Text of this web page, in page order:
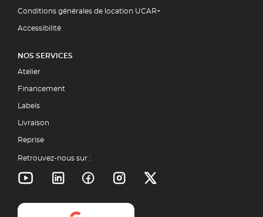
Conditions générales de location UCAR+
Accessibilité
NOS SERVICES
Atelier
Financement
Labels
Livraison
Reprise
Retrouvez-nous sur :